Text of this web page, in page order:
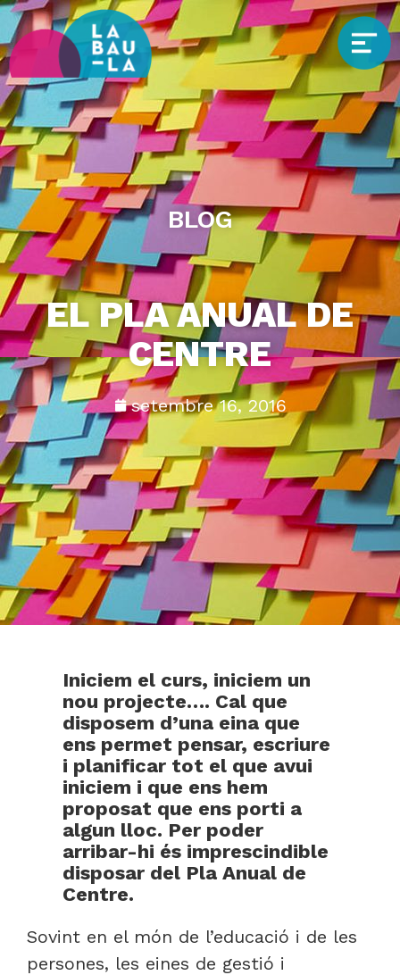
BLOG
EL PLA ANUAL DE
CENTRE
setembre 16, 2016
Iniciem el curs, iniciem un
nou projecte…. Cal que
disposem d’una eina que
ens permet pensar, escriure
i planificar tot el que avui
iniciem i que ens hem
proposat que ens porti a
algun lloc. Per poder
arribar-hi és imprescindible
disposar del Pla Anual de
Centre.
Sovint en el món de l’educació i de les
persones, les eines de gestió i